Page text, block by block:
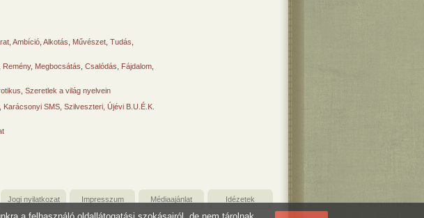
Ambíció Alkotás Művészet Tudás
Remény, Megbocsátás Csalódás Fájdalom
Szeretlek a világ nyelvein
Karácsonyi SMS Szilveszteri, Újévi B.U.É.K.
Jogi nyilatkozat Impresszum Médiaajánlat Idézetek